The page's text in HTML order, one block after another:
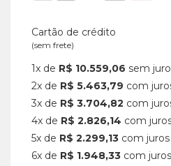
Cartão de crédito
(sem frete)
1x de R$ 10.559,06 sem
2x de R$ 5.463,79 com
3x de R$ 3.704,82 com
4x de R$ 2.826,14 com
5x de R$ 2.299,13 com juros
6x de R$ 1.948,33 com juros